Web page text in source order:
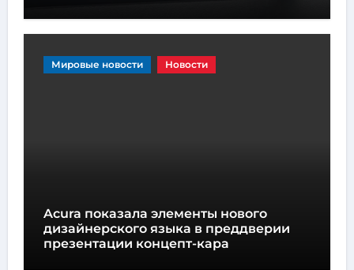
Мировые новости Новости
Acura показала элементы нового
дизайнерского языка в преддверии
презентации концепт-кара